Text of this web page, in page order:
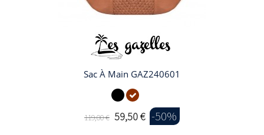
Sac À Main GAZ240601
119,00 € 59,50 € -50%